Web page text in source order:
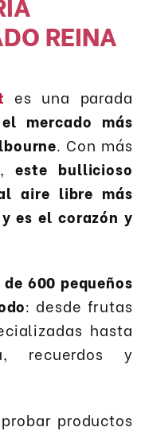
REINA
es una parada
el mercado más
. Con más
este bullicioso
aire libre más
es el corazón y
de 600 pequeños
: desde frutas
hasta
recuerdos y
productos